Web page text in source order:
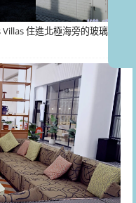
住進北極海旁的玻璃